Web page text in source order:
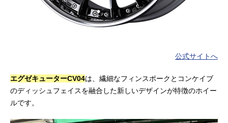
公式サイトへ
エグゼキューターCV04は、繊細なフィンスポークとコンケイブ
のディッシュフェイスを融合した新しいデザインが特徴のホイー
ルです。